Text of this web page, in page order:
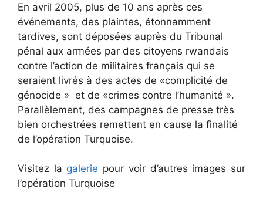
En avril 2005, plus de 10 ans après ces
événements, des plaintes, étonnamment
tardives, sont déposées auprès du Tribunal
pénal aux armées par des citoyens rwandais
contre l’action de militaires français qui se
seraient livrés à des actes de «complicité de
génocide » et de «crimes contre l’humanité ».
Parallèlement, des campagnes de presse très
bien orchestrées remettent en cause la finalité
de l’opération Turquoise.
Visitez la galerie pour voir d’autres images sur
l’opération Turquoise